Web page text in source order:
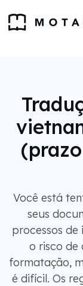
Você está
seus
processos
o risco de
formatação,
é difícil. Os